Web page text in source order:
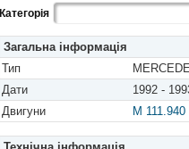
Категорія
Загальна інформація
Тип
Дати
1992 -
Двигуни
M 111.940